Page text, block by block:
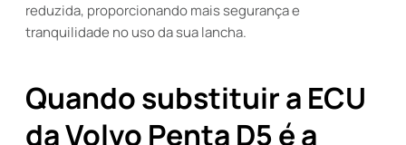
reduzida, proporcionando mais segurança e
tranquilidade no uso da sua lancha.
Quando substituir a ECU
da Volvo Penta D5 é a